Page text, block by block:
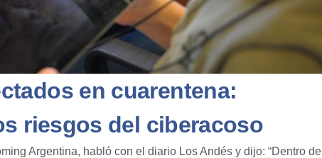
en cuarentena:
riesgos del ciberacoso
Argentina, habló con el diario Los Andés y dijo: “Dentro del